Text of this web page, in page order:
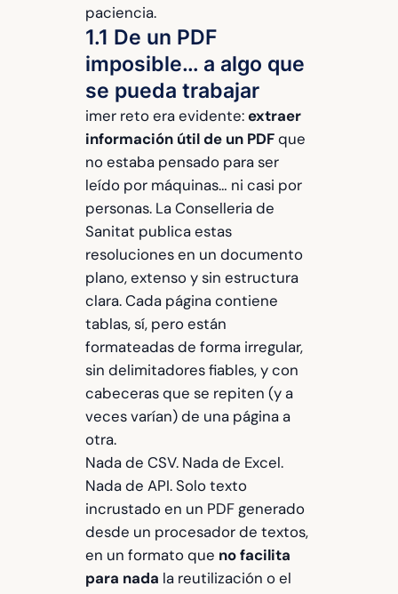
paciencia.
1.1 De un PDF
imposible… a algo que
se pueda trabajar
imer reto era evidente:extraer
información útil de un PDFque
no estaba pensado para ser
leído por máquinas… ni casi por
personas. La Conselleria de
Sanitat publica estas
resoluciones en un documento
plano, extenso y sin estructura
clara. Cada página contiene
tablas, sí, pero están
formateadas de forma irregular,
sin delimitadores fiables, y con
cabeceras que se repiten (y a
veces varían) de una página a
otra.
Nada de CSV. Nada de Excel.
Nada de API. Solo texto
incrustado en un PDF generado
desde un procesador de textos,
en un formato que no facilita
para nada la reutilización o el